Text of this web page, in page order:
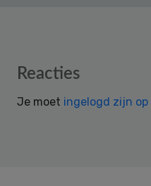
Reader
Reacties
Je moet ingelogd zijn op